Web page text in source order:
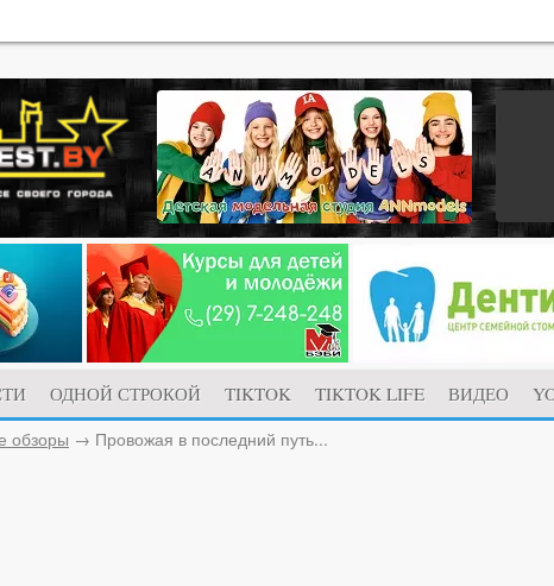
ОДНОЙ СТРОКОЙ TIKTOK TIKTOK LIFE ВИДЕО
обзоры → Провожая в последний путь...